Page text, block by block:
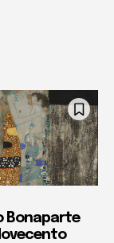
Bonaparte